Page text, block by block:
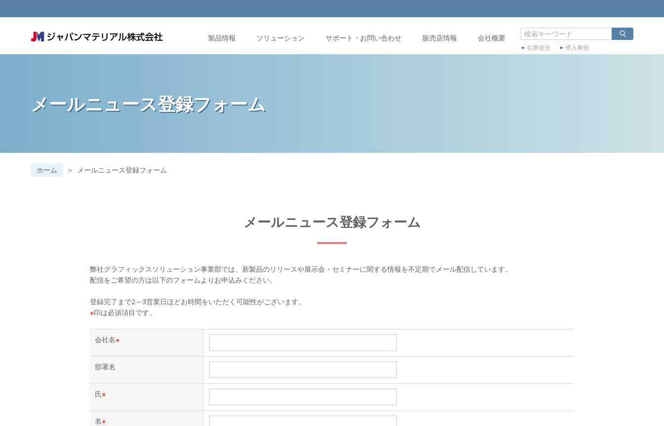
製品情報 ソリューション サポート・お問い合わせ 販売店情報 会社概要
在庫状況 導入事例
メールニュース登録フォーム
ホーム メールニュース登録フォーム
メールニュース登録フォーム
弊社グラフィックスソリューション事業部では、新製品のリリースや展示会・セミナーに関する情報を不定期でメール配信しています。
配信をご希望の方は以下のフォームよりお申込みください。
登録完了まで2～3営業日ほどお時間をいただく可能性がございます。
※印は必須項目です。
会社名※
部署名
氏※
名※